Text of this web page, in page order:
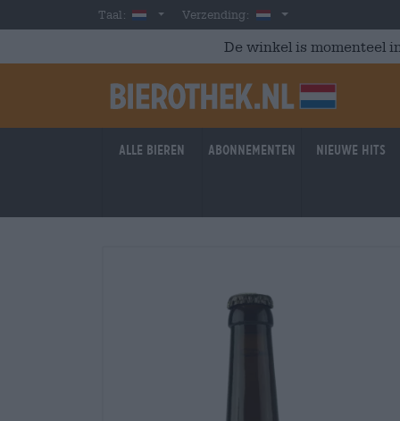
Skip to main content
Taal: DutchVerzending: Nederland
De winkel is momenteel
Alle bieren Abonnementen Nieuwe hits